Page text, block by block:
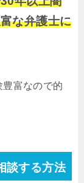
な弁護士に
富なので的
談する方法